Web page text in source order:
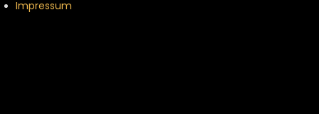
Impressum